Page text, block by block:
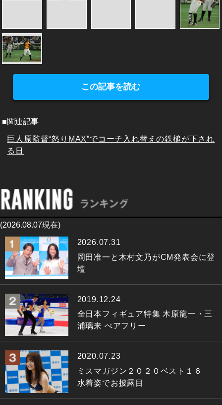
この記事を読む
■関連記事
巨人原監督“怒りMAX”でコーチ入れ替えの鉄槌が下され
る日
(2026.08.07現在)
2026.07.31
岡田准一と木村文乃がCM発表会に登
壇
2019.12.24
全日本フィギュア特集 木原龍一・三
浦璃来 ぺアフリー
2020.07.23
ミスマガジン２０２０ベスト１６
水着姿でお披露目